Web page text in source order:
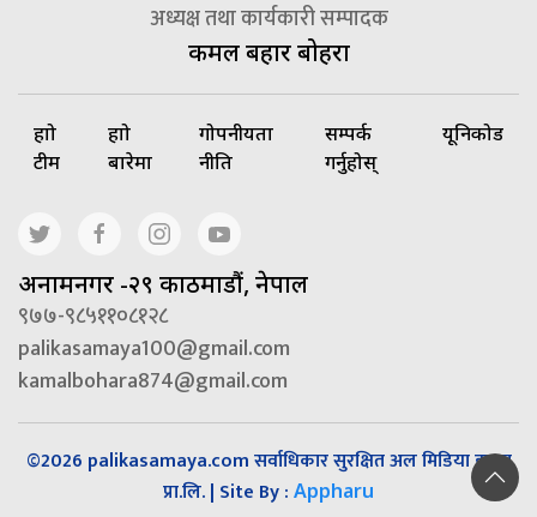
अध्यक्ष तथा कार्यकारी सम्पादक
कमल बहादुर बोहरा
हाम्रो
टीम
हाम्रो
बारेमा
गोपनीयता
नीति
सम्पर्क
गर्नुहोस्
यूनिकोड
अनामनगर -२९ काठमाडौं, नेपाल
९७७-९८५११०८१२८
palikasamaya100@gmail.com
kamalbohara874@gmail.com
©2026 palikasamaya.com सर्वाधिकार सुरक्षित अल मिडिया हाउस
प्रा.लि. | Site By : Appharu